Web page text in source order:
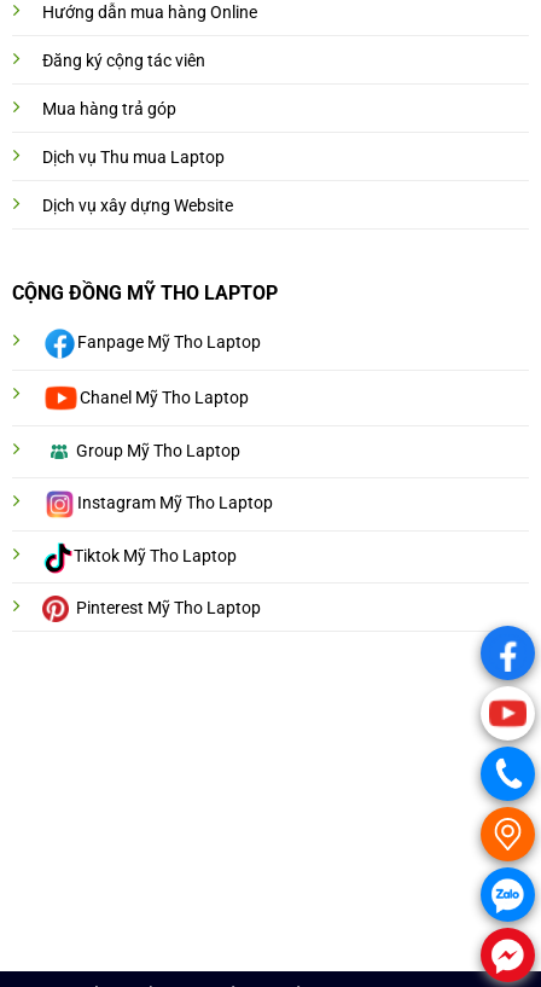
Hướng dẫn mua hàng Online
Đăng ký cộng tác viên
Mua hàng trả góp
Dịch vụ Thu mua Laptop
Dịch vụ xây dựng Website
CỘNG ĐỒNG MỸ THO LAPTOP
Fanpage Mỹ Tho Laptop
Chanel Mỹ Tho Laptop
Group Mỹ Tho Laptop
Instagram Mỹ Tho Laptop
Tiktok Mỹ Tho Laptop
Pinterest Mỹ Tho Laptop
.
.
.
.
.
.